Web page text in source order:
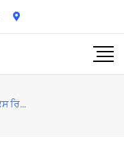
ਇਨਕਮ ਟੈਕਸ ਰਿਟਰਨ ਫਾਈਲ ਕਰਦੇ ਸਮੇਂ ਧਿਆਨ ਚ ਰੱਖੋ ਇਹ ਗੱਲਾਂ, ਇਨ੍ਹਾਂ ਦਸਤਾਵੇਜ਼ਾਂ ਤੋਂ ਬਿਨਾਂ ਕਦੇ ਵੀ ਨਾ ਭਰੋ ITR